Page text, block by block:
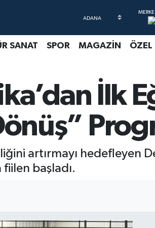
SANAT SPOR MAGAZİN ÖZEL
İlk
artırmayı hedefleyen
fiilen başladı.